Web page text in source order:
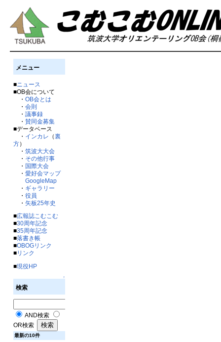
メニュー
■ニュース
■OB会について
・ OB会とは
・ 会則
・ 議事録
・ 賛同金募集
■データベース
・ インカレ （裏
方）
・ 筑波大大会
・ その他行事
・ 国際大会
・ 愛好会マップ
GoogleMap
・ ギャラリー
・ 役員
・ 矢板25年史
■広報誌こむこむ
■30周年記念
■35周年記念
■落書き帳
■OBOGリンク
■リンク
■現役HP
↑
検索
AND検索
OR検索
最新の10件